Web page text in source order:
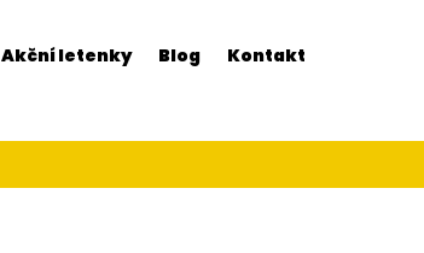
Akční letenky Blog Kontakt